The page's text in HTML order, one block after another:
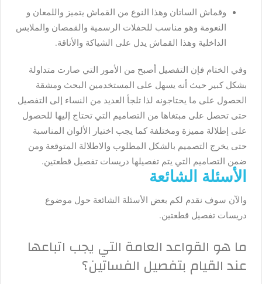
وقماش الساتان وهذا النوع من القماش يتميز واللمعان و
النعومة وهو مناسب للحفلات الرسمية والقمصان والملابس
الداخلية وهذا القماش يدل على الشياكة والأناقة.
وفي الختام فإن التفصيل أصبح من الأمور التي صارت متداولة
بشكل كبير حيث أنه يسهل على المستخدمين البحث ومشقة
الحصول على ما يحتاجونه لذا تلجأ العديد من النساء إلى التفصيل
حتى تحصل على مبتغاها من التصاميم التي تحتاج إليها للحصول
على إطلالة مميزة ومختلفة كما يجب اختيار الألوان المناسبة
حتى يخرج التصميم بالشكل المطلوب والاطلالة المتوقعة ومن
ضمن التصاميم التي يتم تفصيلها دريسات تفصيل قطعتين.
الأسئلة الشائعة
والآن سوف نقدم لكم بعض الأسئلة الشائعة حول موضوع
دريسات تفصيل قطعتين.
ما هو القواعد العامة التي يجب اتباعها
عند القيام بتفصيل الفساتين؟